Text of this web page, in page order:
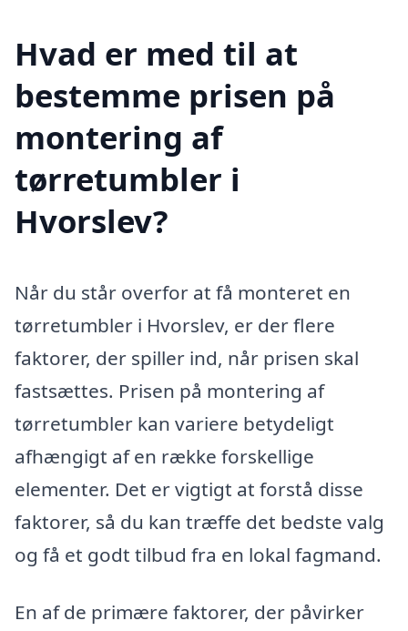
Hvad er med til at
bestemme prisen på
montering af
tørretumbler i
Hvorslev?
Når du står overfor at få monteret en
tørretumbler i Hvorslev, er der flere
faktorer, der spiller ind, når prisen skal
fastsættes. Prisen på montering af
tørretumbler kan variere betydeligt
afhængigt af en række forskellige
elementer. Det er vigtigt at forstå disse
faktorer, så du kan træffe det bedste valg
og få et godt tilbud fra en lokal fagmand.
En af de primære faktorer, der påvirker